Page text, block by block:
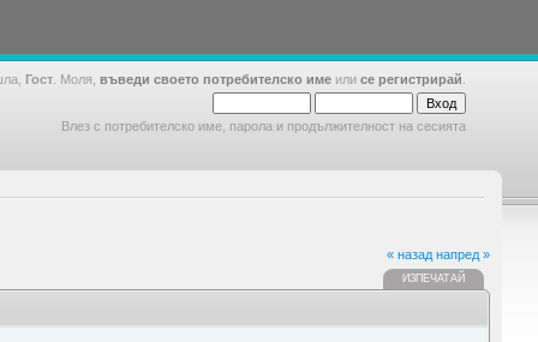
Гост . Моля, въведи своето потребителско име или се регистрирай
Влез с потребителско име, парола и продължителност на сесията
« назад напред »
ИЗПЕЧАТАЙ